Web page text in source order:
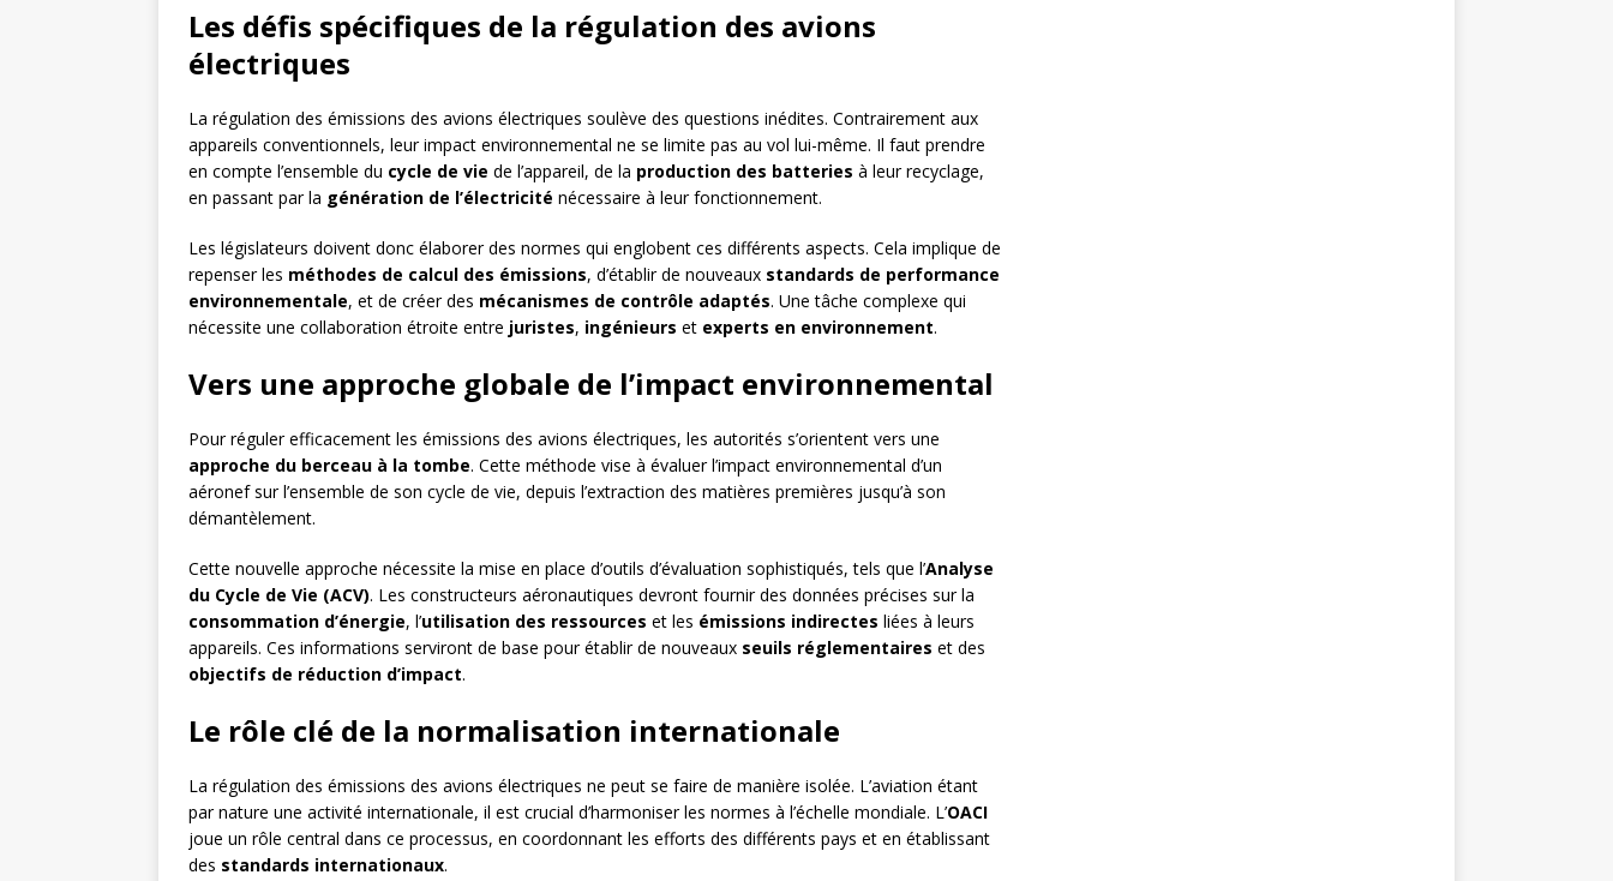
Les défis spécifiques de la régulation des avions
électriques
La régulation des émissions des avions électriques soulève des questions inédites. Contrairement aux
appareils conventionnels, leur impact environnemental ne se limite pas au vol lui-même. Il faut prendre
en compte l’ensemble du cycle de vie de l’appareil, de la production des batteries à leur recyclage,
en passant par la génération de l’électricité nécessaire à leur fonctionnement.
Les législateurs doivent donc élaborer des normes qui englobent ces différents aspects. Cela implique de
repenser les méthodes de calcul des émissions, d’établir de nouveaux standards de performance
environnementale, et de créer des mécanismes de contrôle adaptés. Une tâche complexe qui
nécessite une collaboration étroite entre juristes, ingénieurs et experts en environnement.
Vers une approche globale de l’impact environnemental
Pour réguler efficacement les émissions des avions électriques, les autorités s’orientent vers une
approche du berceau à la tombe. Cette méthode vise à évaluer l’impact environnemental d’un
aéronef sur l’ensemble de son cycle de vie, depuis l’extraction des matières premières jusqu’à son
démantèlement.
Cette nouvelle approche nécessite la mise en place d’outils d’évaluation sophistiqués, tels que l’Analyse
du Cycle de Vie (ACV). Les constructeurs aéronautiques devront fournir des données précises sur la
consommation d’énergie, l’utilisation des ressources et les émissions indirectes liées à leurs
appareils. Ces informations serviront de base pour établir de nouveaux seuils réglementaires et des
objectifs de réduction d’impact.
Le rôle clé de la normalisation internationale
La régulation des émissions des avions électriques ne peut se faire de manière isolée. L’aviation étant
par nature une activité internationale, il est crucial d’harmoniser les normes à l’échelle mondiale. L’OACI
joue un rôle central dans ce processus, en coordonnant les efforts des différents pays et en établissant
des standards internationaux.